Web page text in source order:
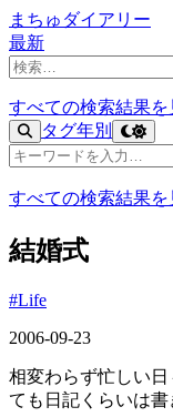
まちゅダイアリー
最新
記事を検索
すべての検索結果を
タグ年別
記事を検索
すべての検索結果を
結婚式
#Life
2006-09-23
相変わらず忙しい日
ても日記くらいは